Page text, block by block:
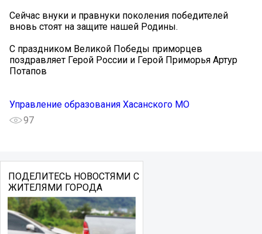
Сейчас внуки и правнуки поколения победителей
вновь стоят на защите нашей Родины.
С праздником Великой Победы приморцев
поздравляет Герой России и Герой Приморья Артур
Потапов
Управление образования Хасанского МО
97
ПОДЕЛИТЕСЬ НОВОСТЯМИ С
ЖИТЕЛЯМИ ГОРОДА